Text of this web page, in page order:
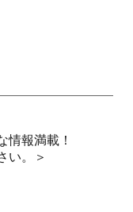
情報満載！
。＞